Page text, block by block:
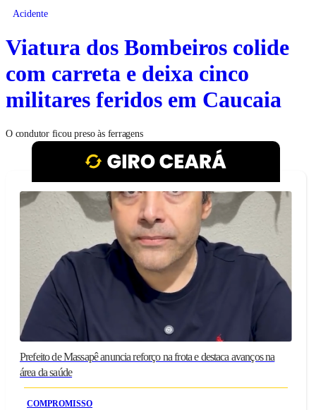
Acidente
Viatura dos Bombeiros colide
com carreta e deixa cinco
militares feridos em Caucaia
O condutor ficou preso às ferragens
Prefeito de Massapê anuncia reforço na frota e destaca avanços na
área da saúde
COMPROMISSO